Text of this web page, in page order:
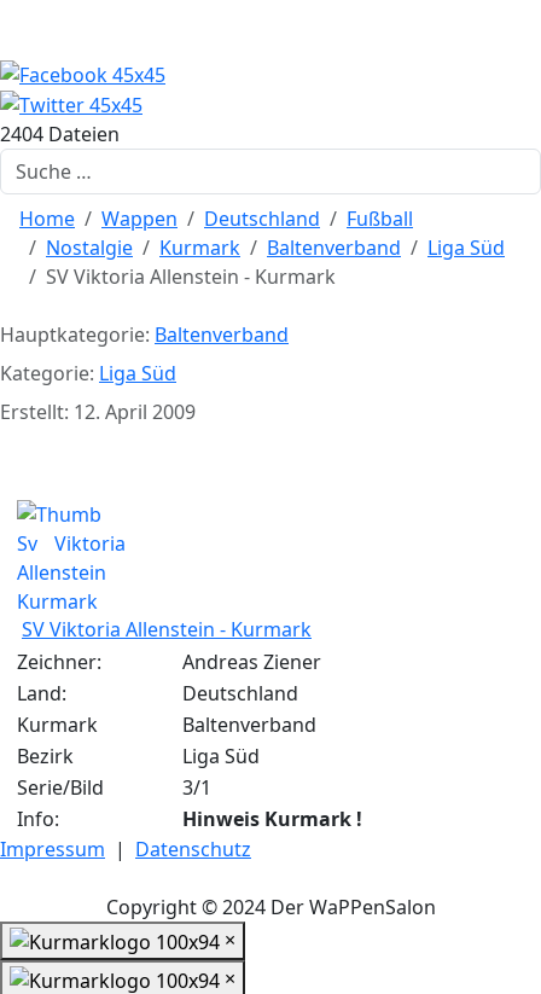
2404 Dateien
Suchen
Home Wappen Deutschland
Fußball
Nostalgie
Kurmark Baltenverband
Liga Süd
SV Viktoria Allenstein - Kurmark
Hauptkategorie: Baltenverband
Kategorie: Liga Süd
Erstellt: 12. April 2009
SV Viktoria Allenstein - Kurmark
Zeichner:
Andreas Ziener
Land:
Deutschland
Kurmark
Baltenverband
Bezirk
Liga Süd
Serie/Bild
3/1
Info:
Hinweis Kurmark !
Impressum | Datenschutz
Copyright © 2024 Der WaPPenSalon
×
×